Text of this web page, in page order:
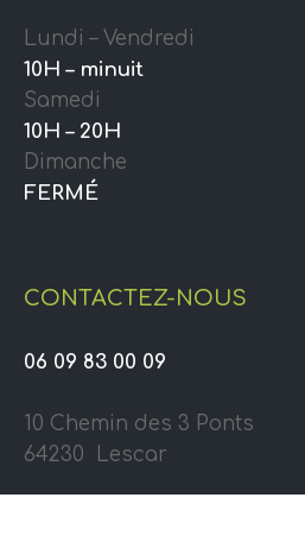
Lundi – Vendredi
10H – minuit
Samedi
10H – 20H
Dimanche
FERMÉ
CONTACTEZ-NOUS
06 09 83 00 09
10 Chemin des 3 Ponts
64230 Lescar